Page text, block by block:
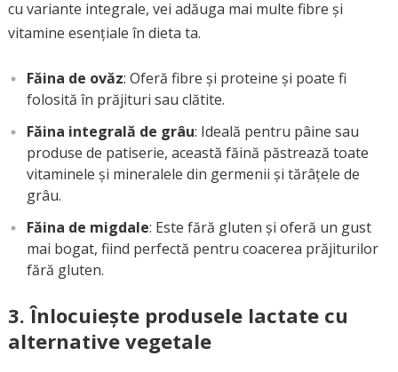
cu variante integrale, vei adăuga mai multe fibre și
vitamine esențiale în dieta ta.
Făina de ovăz: Oferă fibre și proteine și poate fi
folosită în prăjituri sau clătite.
Făina integrală de grâu: Ideală pentru pâine sau
produse de patiserie, această făină păstrează toate
vitaminele și mineralele din germenii și tărâțele de
grâu.
Făina de migdale: Este fără gluten și oferă un gust
mai bogat, fiind perfectă pentru coacerea prăjiturilor
fără gluten.
3.Înlocuiește produsele lactate cu
alternative vegetale